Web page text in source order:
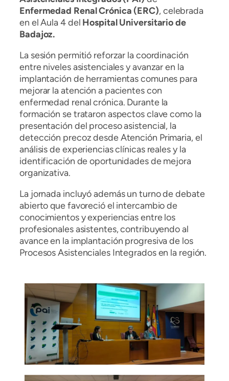
Enfermedad Renal Crónica (ERC), celebrada
en el Aula 4 del Hospital Universitario de
Badajoz.
La sesión permitió reforzar la coordinación
entre niveles asistenciales y avanzar en la
implantación de herramientas comunes para
mejorar la atención a pacientes con
enfermedad renal crónica. Durante la
formación se trataron aspectos clave como la
presentación del proceso asistencial, la
detección precoz desde Atención Primaria, el
análisis de experiencias clínicas reales y la
identificación de oportunidades de mejora
organizativa.
La jornada incluyó además un turno de debate
abierto que favoreció el intercambio de
conocimientos y experiencias entre los
profesionales asistentes, contribuyendo al
avance en la implantación progresiva de los
Procesos Asistenciales Integrados en la región.